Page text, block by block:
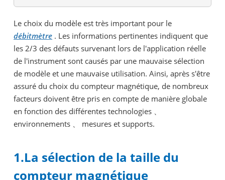
Le choix du modèle est très important pour le
débitmètre . Les informations pertinentes indiquent que
les 2/3 des défauts survenant lors de l'application réelle
de l'instrument sont causés par une mauvaise sélection
de modèle et une mauvaise utilisation. Ainsi, après s'être
assuré du choix du compteur magnétique, de nombreux
facteurs doivent être pris en compte de manière globale
en fonction des différentes technologies 、
environnements 、 mesures et supports.
1.La sélection de la taille du
compteur magnétique